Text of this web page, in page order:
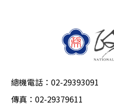
總機電話：02-29393091
傳真：02-29379611